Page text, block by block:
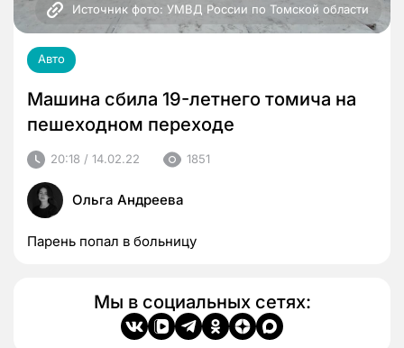
Источник фото: УМВД России по Томской области
Авто
Машина сбила 19-летнего томича на
пешеходном переходе
20:18 / 14.02.22 1851
Ольга Андреева
Парень попал в больницу
Мы в социальных сетях: